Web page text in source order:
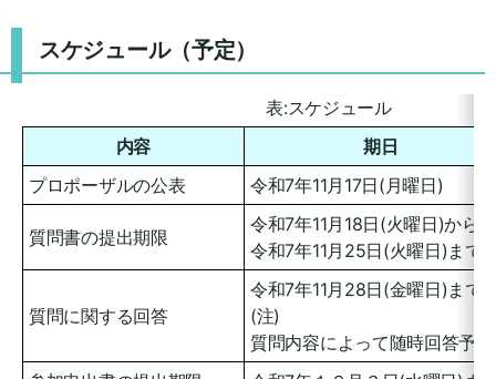
スケジュール（予定）
表:スケジュール
内容
期日
プロポーザルの公表
令和7年11月17日(月曜日)
質問書の提出期限
令和7年11月18日(火曜日)から
令和7年11月25日(火曜日)まで
質問に関する回答
令和7年11月28日(金曜日)まで
(注)
質問内容によって随時回答予